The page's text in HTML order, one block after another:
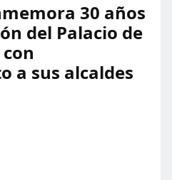
30 años
del Palacio de
a sus alcaldes